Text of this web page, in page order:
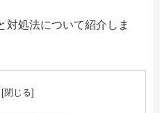
対処法について紹介しま